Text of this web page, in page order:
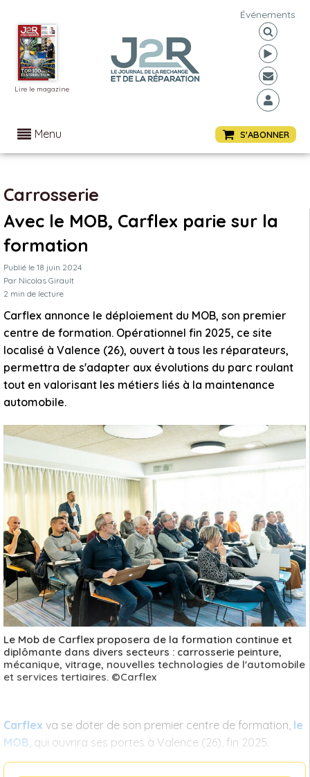
Lire le magazine
Événements
Menu S'ABONNER
Carrosserie
Avec le MOB, Carflex parie sur la
formation
Publié le 18 juin 2024
Par Nicolas Girault
2 min de lecture
Carflex annonce le déploiement du MOB, son premier
centre de formation. Opérationnel fin 2025, ce site
localisé à Valence (26), ouvert à tous les réparateurs,
permettra de s'adapter aux évolutions du parc roulant
tout en valorisant les métiers liés à la maintenance
automobile.
Le Mob de Carflex proposera de la formation continue et
diplômante dans divers secteurs : carrosserie peinture,
mécanique, vitrage, nouvelles technologies de l'automobile
et services tertiaires. ©Carflex
Carflex va se doter de son premier centre de formation, le
MOB , qui ouvrira ses portes à Valence (26), fin 2025.